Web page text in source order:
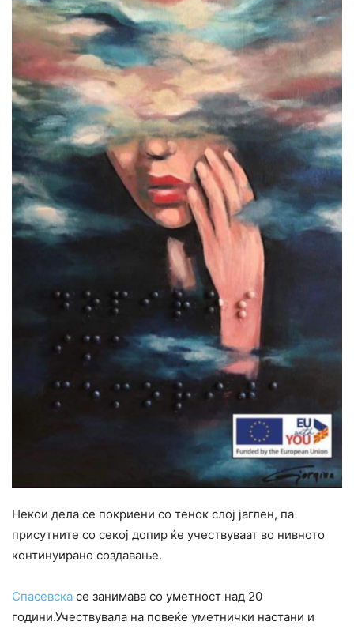
Некои дела се покриени со тенок слој јаглен, па
присутните со секој допир ќе учествуваат во нивното
континуирано создавање.
Спасевска се занимава со уметност над 20
години.Учествувала на повеќе уметнички настани и